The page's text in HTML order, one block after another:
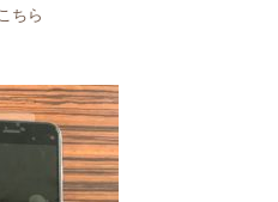
ちら